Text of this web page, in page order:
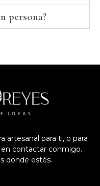
persona?
artesanal para ti, o para
contactar conmigo.
donde estés.